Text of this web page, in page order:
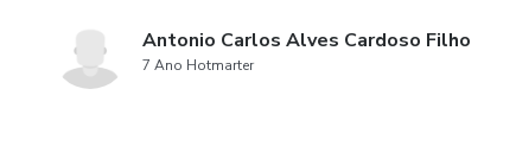
Antonio Carlos Alves Cardoso Filho
7 Ano Hotmarter